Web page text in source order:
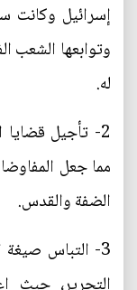
إسرائيل وكانت
وتوابعها الشعب
له.
2- تأجيل
مما جعل
الضفة والقدس.
3- التباس صيغة